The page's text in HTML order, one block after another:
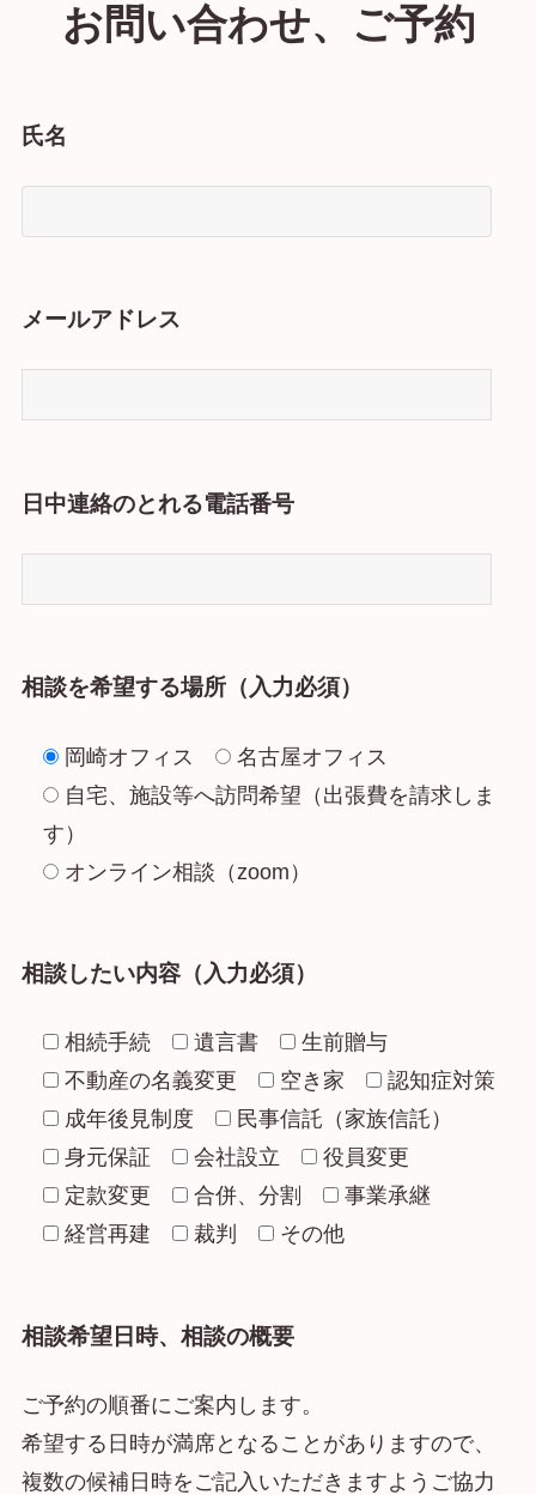
お問い合わせ、ご予約
氏名
メールアドレス
日中連絡のとれる電話番号
相談を希望する場所（入力必須）
岡崎オフィス
名古屋オフィス
自宅、施設等へ訪問希望（出張費を請求しま
す）
オンライン相談（zoom）
相談したい内容（入力必須）
相続手続 遺言書
生前贈与
不動産の名義変更
空き家
認知症対策
成年後見制度
民事信託（家族信託）
身元保証
会社設立
役員変更
定款変更
合併、分割
事業承継
経営再建
裁判 その他
相談希望日時、相談の概要
ご予約の順番にご案内します。
希望する日時が満席となることがありますので、
複数の候補日時をご記入いただきますようご協力